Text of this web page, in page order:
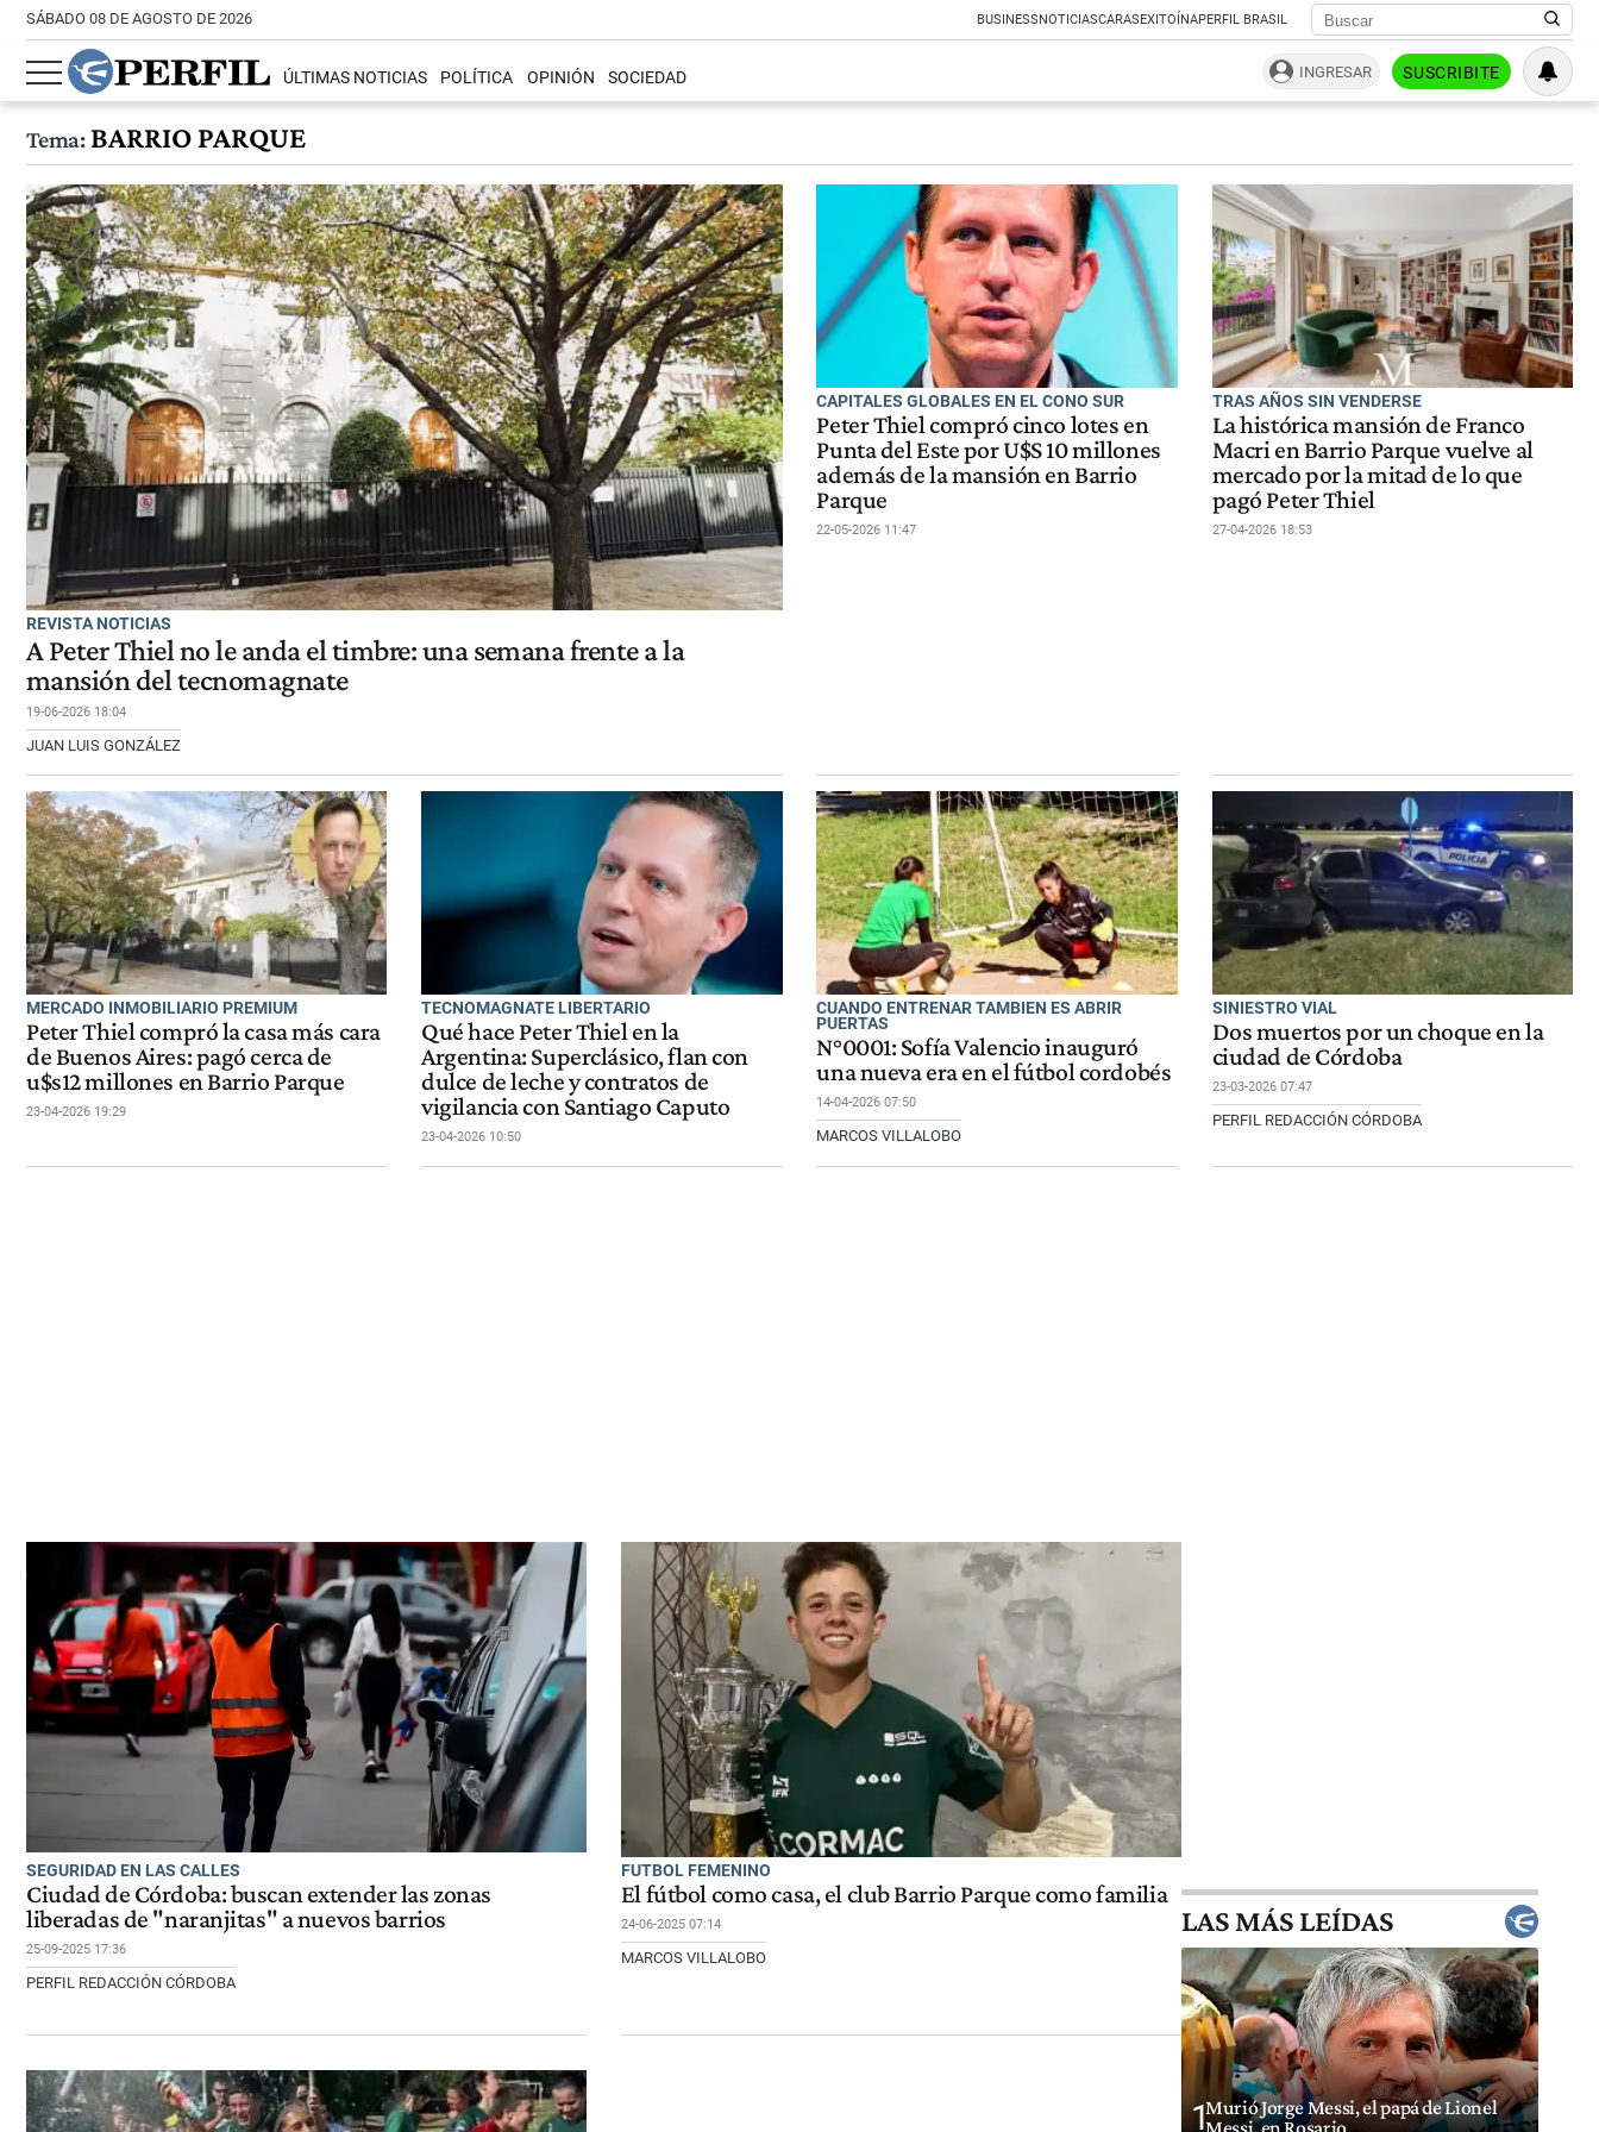
SÁBADO 08 DE AGOSTO DE 2026 BUSINESSNOTICIASCARASEXITOÍNAPERFIL BRASIL
ÚLTIMAS NOTICIAS POLÍTICA OPINIÓN SOCIEDAD INGRESAR SUSCRIBITE
Tema:BARRIO PARQUE
REVISTA NOTICIAS
A Peter Thiel no le anda el timbre: una semana frente a la
mansión del tecnomagnate
19-06-2026 18:04
JUAN LUIS GONZÁLEZ
CAPITALES GLOBALES EN EL CONO SUR
Peter Thiel compró cinco lotes en
Punta del Este por U$S 10 millones
además de la mansión en Barrio
Parque
22-05-2026 11:47
TRAS AÑOS SIN VENDERSE
La histórica mansión de Franco
Macri en Barrio Parque vuelve al
mercado por la mitad de lo que
pagó Peter Thiel
27-04-2026 18:53
MERCADO INMOBILIARIO PREMIUM
Peter Thiel compró la casa más cara
de Buenos Aires: pagó cerca de
u$s12 millones en Barrio Parque
23-04-2026 19:29
TECNOMAGNATE LIBERTARIO
Qué hace Peter Thiel en la
Argentina: Superclásico, flan con
dulce de leche y contratos de
vigilancia con Santiago Caputo
23-04-2026 10:50
CUANDO ENTRENAR TAMBIEN ES ABRIR
PUERTAS
N°0001: Sofía Valencio inauguró
una nueva era en el fútbol cordobés
14-04-2026 07:50
MARCOS VILLALOBO
SINIESTRO VIAL
Dos muertos por un choque en la
ciudad de Córdoba
23-03-2026 07:47
PERFIL REDACCIÓN CÓRDOBA
SEGURIDAD EN LAS CALLES
Ciudad de Córdoba: buscan extender las zonas
liberadas de "naranjitas" a nuevos barrios
25-09-2025 17:36
PERFIL REDACCIÓN CÓRDOBA
FUTBOL FEMENINO
El fútbol como casa, el club Barrio Parque como familia
24-06-2025 07:14
MARCOS VILLALOBO
LAS MÁS LEÍDAS
1Murió Jorge Messi, el papá de Lionel